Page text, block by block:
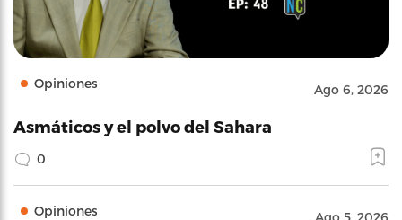
Opiniones Ago 6, 2026
Asmáticos y el polvo del Sahara
0
Opiniones Ago 5, 2026